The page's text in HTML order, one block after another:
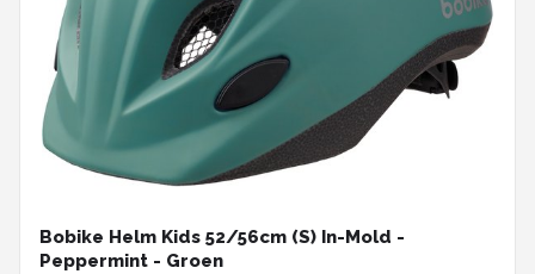
Bobike Helm Kids 52/56cm (S) In-Mold -
Peppermint - Groen